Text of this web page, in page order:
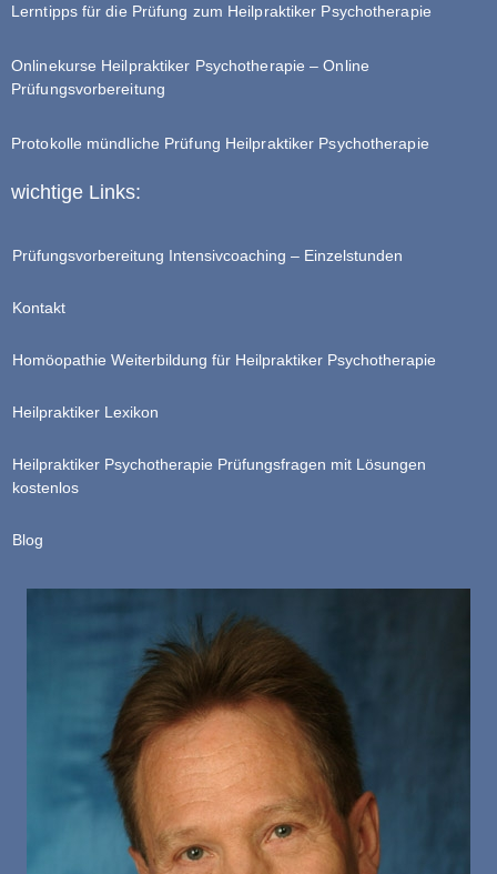
Lerntipps für die Prüfung zum Heilpraktiker Psychotherapie
Onlinekurse Heilpraktiker Psychotherapie – Online
Prüfungsvorbereitung
Protokolle mündliche Prüfung Heilpraktiker Psychotherapie
wichtige Links:
Prüfungsvorbereitung Intensivcoaching – Einzelstunden
Kontakt
Homöopathie Weiterbildung für Heilpraktiker Psychotherapie
Heilpraktiker Lexikon
Heilpraktiker Psychotherapie Prüfungsfragen mit Lösungen
kostenlos
Blog